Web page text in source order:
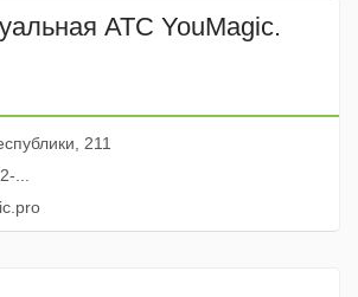
АТС YouMagic.
211
...